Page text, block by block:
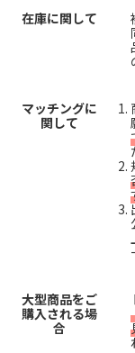
在庫に関して
マッチングに
関して
大型商品をご
購入される場
合